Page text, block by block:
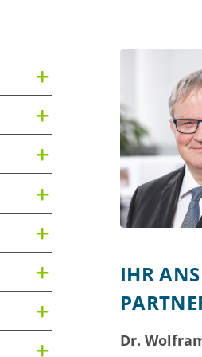
IHR
Dr.